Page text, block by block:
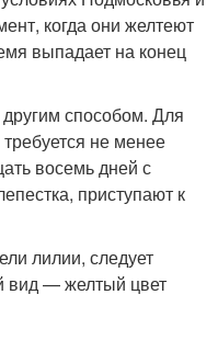
когда они желтеют
выпадает на конец
способом. Для
не менее
восемь дней с
приступают к
лилии, следует
вид — желтый цвет